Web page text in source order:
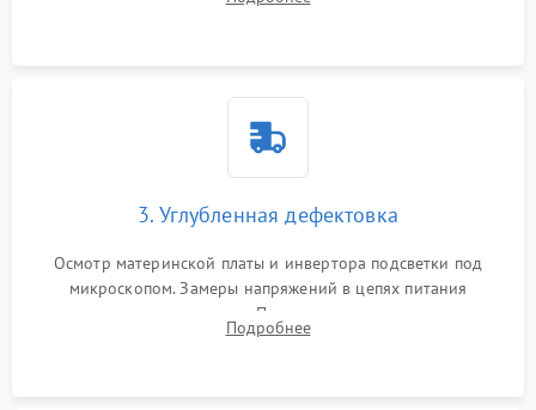
массивной системы охлаждения от скопившейся пыли.
3. Углубленная дефектовка
Осмотр материнской платы и инвертора подсветки под
микроскопом. Замеры напряжений в цепях питания
процессора и видеокарты. Проверка состояния жесткого
диска и оперативной памяти с помощью POST-карт и
Подробнее